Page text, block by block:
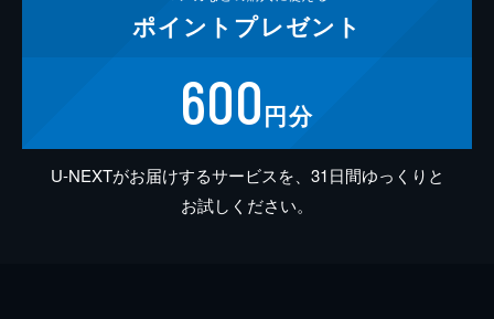
ポイント プレゼント
600円分
U-NEXTがお届けするサービスを、31日間ゆっくりと
お試しください。